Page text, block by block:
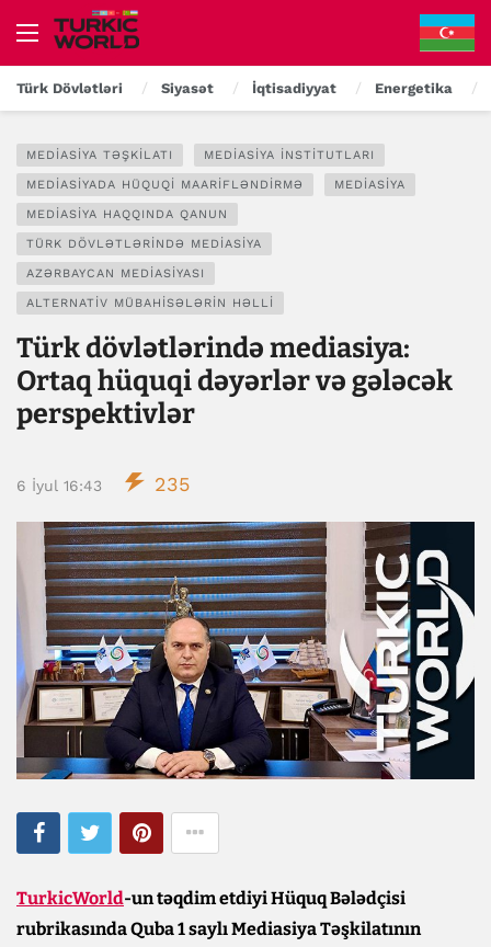
Türk Dövlətləri Siyasət İqtisadiyyat Energetika
MEDIASIYA TƏŞKILATI MEDIASIYA INSTITUTLARI
MEDIASIYADA HÜQUQI MAARIFLƏNDIRMƏ MEDIASIYA
MEDIASIYA HAQQINDA QANUN
TÜRK DÖVLƏTLƏRINDƏ MEDIASIYA
AZƏRBAYCAN MEDIASIYASI
ALTERNATIV MÜBAHISƏLƏRIN HƏLLI
Türk dövlətlərində mediasiya:
Ortaq hüquqi dəyərlər və gələcək
perspektivlər
6 İyul 16:43 235
TurkicWorld-un təqdim etdiyi Hüquq Bələdçisi
rubrikasında Quba 1 saylı Mediasiya Təşkilatının